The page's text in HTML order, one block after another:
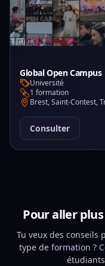
Global Open Campus
Université
1 formation
Brest, Saint-Contest,
Consulter
Pour aller
Tu veux des conseils
type de formation ?